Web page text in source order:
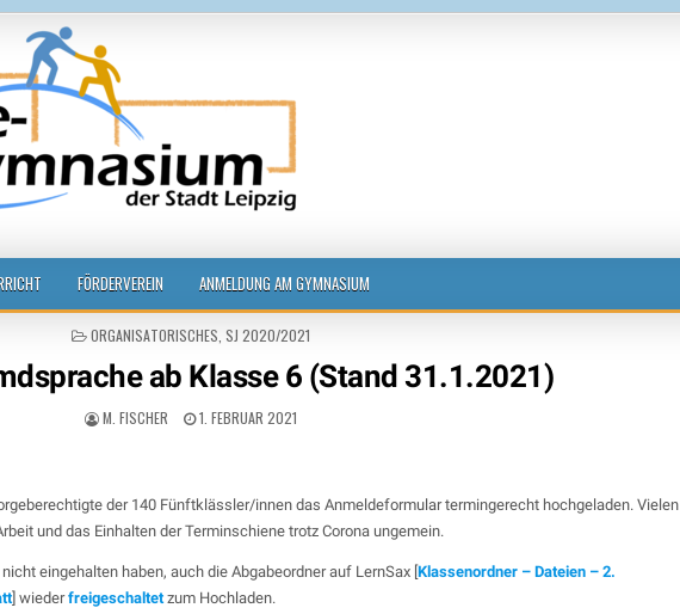
Leipzig
FÖRDERVEREIN ANMELDUNG AM GYMNASIUM
POSTED
ORGANISATORISCHES ,SJ 2020/2021
ab Klasse 6 (Stand 31.1.2021)
M. FISCHER 1. FEBRUAR 2021
der 140 Fünftklässler/innen das Anmeldeformular termingerecht hochgeladen. Vielen
und das Einhalten der Terminschiene trotz Corona ungemein.
eingehalten haben, auch die Abgabeordner auf LernSax [Klassenordner – Dateien – 2.
] wiederfreigeschaltetzum Hochladen.